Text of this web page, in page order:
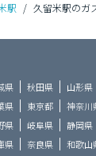
駅 / 久留米駅のガ
県 秋田県 山形県
県 東京都 神奈川
県 岐阜県 静岡県
県 奈良県 和歌山